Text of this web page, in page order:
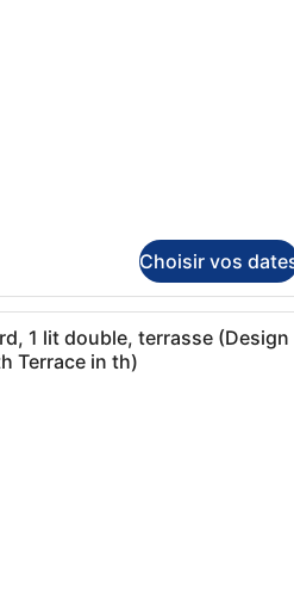
Choisir vos
Une chambre moderne
1 lit double, terrasse (Design
Terrace in th)